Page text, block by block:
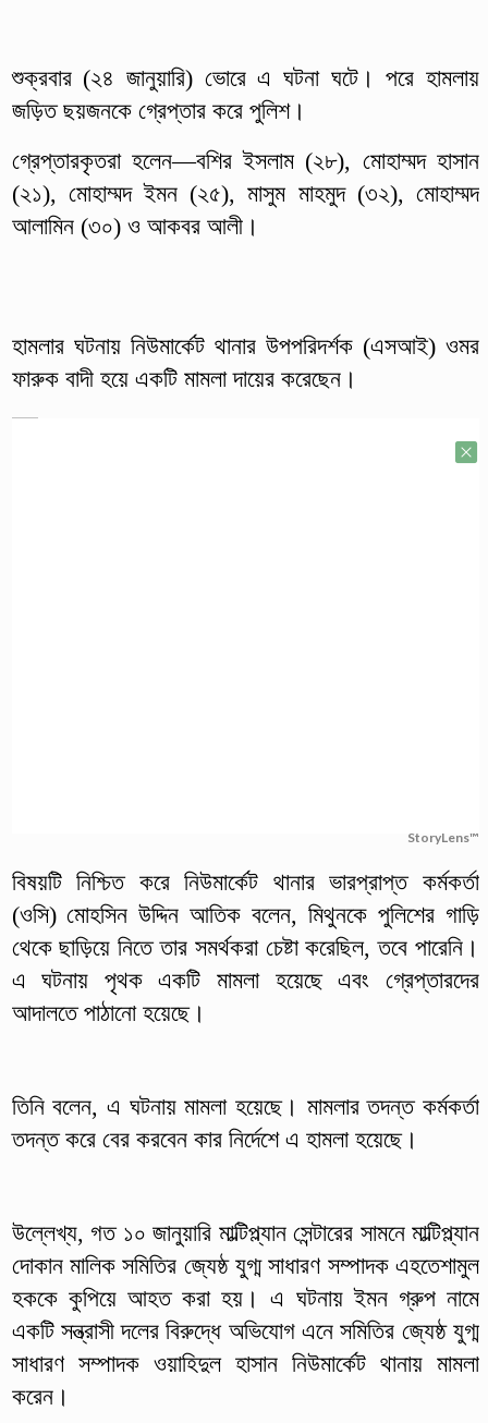
শুক্রবার (২৪ জানুয়ারি) ভোরে এ ঘটনা ঘটে। পরে হামলায়
জড়িত ছয়জনকে গ্রেপ্তার করে পুলিশ।
গ্রেপ্তারকৃতরা হলেন—বশির ইসলাম (২৮), মোহাম্মদ হাসান
(২১), মোহাম্মদ ইমন (২৫), মাসুম মাহমুদ (৩২), মোহাম্মদ
আলামিন (৩০) ও আকবর আলী।
হামলার ঘটনায় নিউমার্কেট থানার উপপরিদর্শক (এসআই) ওমর
ফারুক বাদী হয়ে একটি মামলা দায়ের করেছেন।
StoryLens™
বিষয়টি নিশ্চিত করে নিউমার্কেট থানার ভারপ্রাপ্ত কর্মকর্তা
(ওসি) মোহসিন উদ্দিন আতিক বলেন, মিথুনকে পুলিশের গাড়ি
থেকে ছাড়িয়ে নিতে তার সমর্থকরা চেষ্টা করেছিল, তবে পারেনি।
এ ঘটনায় পৃথক একটি মামলা হয়েছে এবং গ্রেপ্তারদের
আদালতে পাঠানো হয়েছে।
তিনি বলেন, এ ঘটনায় মামলা হয়েছে। মামলার তদন্ত কর্মকর্তা
তদন্ত করে বের করবেন কার নির্দেশে এ হামলা হয়েছে।
উল্লেখ্য, গত ১০ জানুয়ারি মাল্টিপ্ল্যান সেন্টারের সামনে মাল্টিপ্ল্যান
দোকান মালিক সমিতির জ্যেষ্ঠ যুগ্ম সাধারণ সম্পাদক এহতেশামুল
হককে কুপিয়ে আহত করা হয়। এ ঘটনায় ইমন গ্রুপ নামে
একটি সন্ত্রাসী দলের বিরুদ্ধে অভিযোগ এনে সমিতির জ্যেষ্ঠ যুগ্ম
সাধারণ সম্পাদক ওয়াহিদুল হাসান নিউমার্কেট থানায় মামলা
করেন।